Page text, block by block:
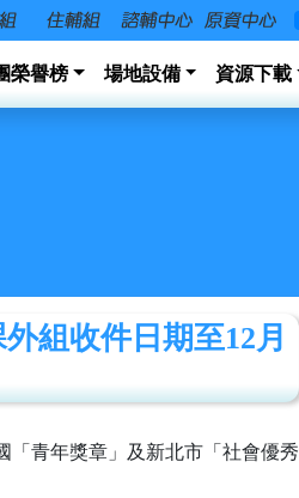
榮譽榜 場地設備 資源下載
組收件日期至12月
青年獎章」及新北市「社會優秀